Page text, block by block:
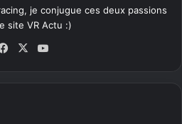
je conjugue ces deux passions
site VR Actu :)
Fa
X